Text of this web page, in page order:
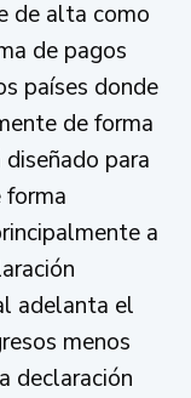
de alta como
de pagos
países donde
de forma
para
forma
a
adelanta el
menos
declaración